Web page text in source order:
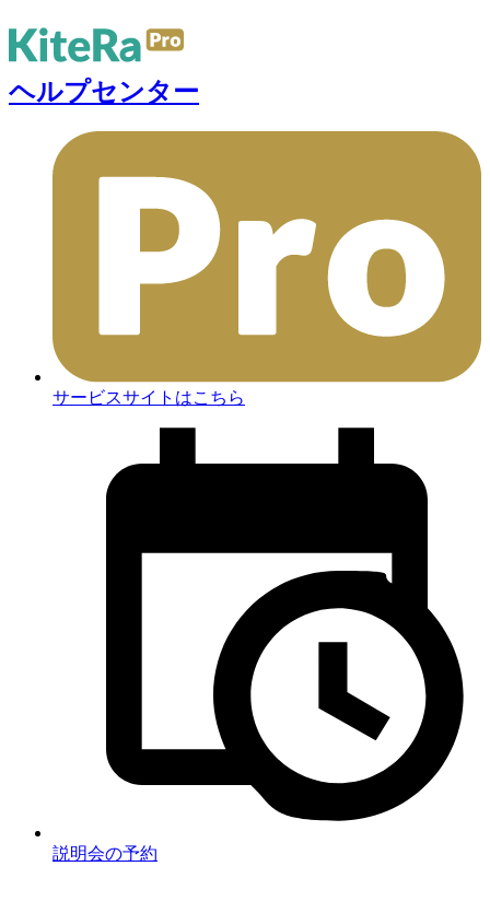
ヘルプセンター
サービスサイトはこちら
説明会の予約